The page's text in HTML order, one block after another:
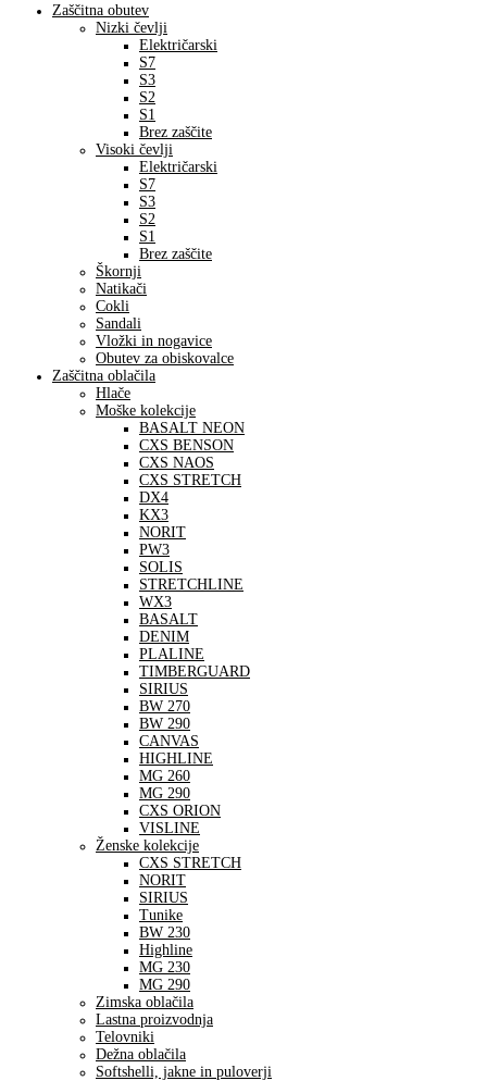
Zaščitna obutev
Nizki čevlji
Električarski
S7
S3
S2
S1
Brez zaščite
Visoki čevlji
Električarski
S7
S3
S2
S1
Brez zaščite
Škornji
Natikači
Cokli
Sandali
Vložki in nogavice
Obutev za obiskovalce
Zaščitna oblačila
Hlače
Moške kolekcije
BASALT NEON
CXS BENSON
CXS NAOS
CXS STRETCH
DX4
KX3
NORIT
PW3
SOLIS
STRETCHLINE
WX3
BASALT
DENIM
PLALINE
TIMBERGUARD
SIRIUS
BW 270
BW 290
CANVAS
HIGHLINE
MG 260
MG 290
CXS ORION
VISLINE
Ženske kolekcije
CXS STRETCH
NORIT
SIRIUS
Tunike
BW 230
Highline
MG 230
MG 290
Zimska oblačila
Lastna proizvodnja
Telovniki
Dežna oblačila
Softshelli, jakne in puloverji